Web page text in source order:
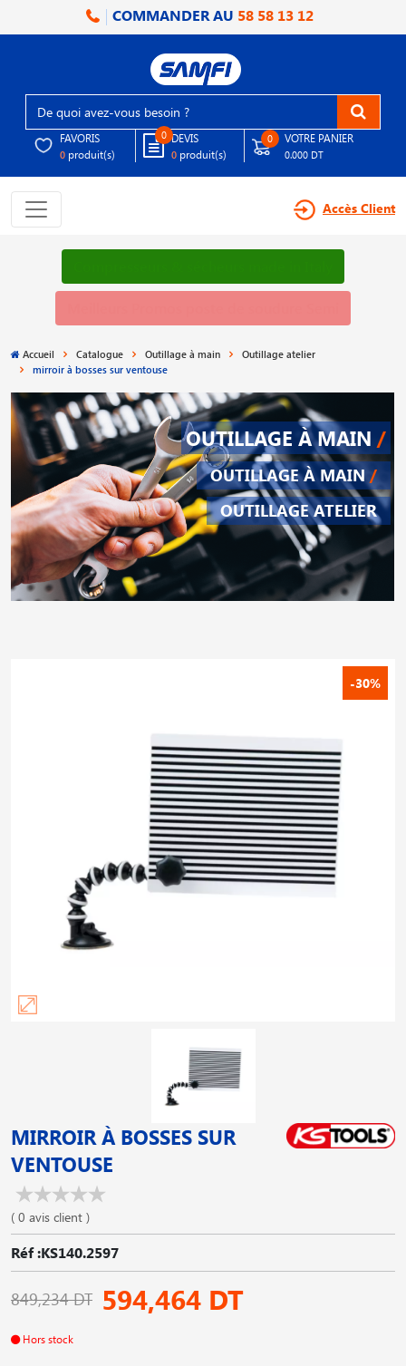
COMMANDER AU 58 58 13 12
FAVORIS
0 produit(s)
0 DEVIS
0 produit(s)
0 VOTRE PANIER
0.000 DT
Accès Client
Accueil Catalogue Outillage à main
Outillage atelier
mirroir à bosses sur ventouse
OUTILLAGE À MAIN /
OUTILLAGE À MAIN /
OUTILLAGE ATELIER
-30%
MIRROIR À BOSSES SUR
VENTOUSE
( 0 avis client )
Réf :KS140.2597
849,234 DT 594,464 DT
Hors stock